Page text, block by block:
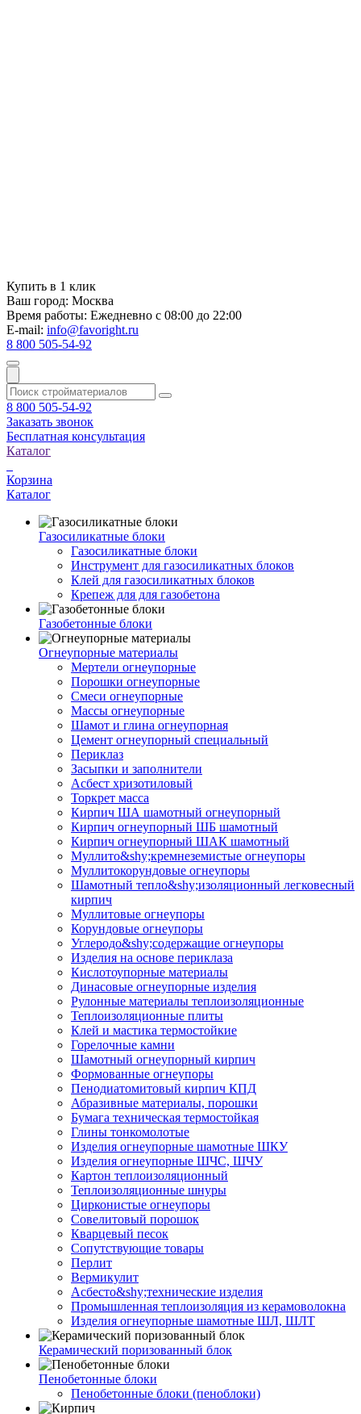
Купить в 1 клик
Ваш город: Москва
Время работы: Ежедневно с 08:00 до 22:00
E-mail: info@favoright.ru
8 800 505-54-92
8 800 505-54-92
Заказать звонок
Бесплатная консультация
Каталог
Корзина
Каталог
Газосиликатные блоки
Газосиликатные блоки
Инструмент для газосиликатных блоков
Клей для газосиликатных блоков
Крепеж для для газобетона
Газобетонные блоки
Огнеупорные материалы
Мертели огнеупорные
Порошки огнеупорные
Смеси огнеупорные
Массы огнеупорные
Шамот и глина огнеупорная
Цемент огнеупорный специальный
Периклаз
Засыпки и заполнители
Асбест хризотиловый
Торкрет масса
Кирпич ША шамотный огнеупорный
Кирпич огнеупорный ШБ шамотный
Кирпич огнеупорный ШАК шамотный
Муллито&shy;­кремнеземистые огнеупоры
Муллито­корундовые огнеупоры
Шамотный тепло&shy;изоляционный легковесный
кирпич
Муллитовые огнеупоры
Корундовые огнеупоры
Углеродо&shy;содержащие огнеупоры
Изделия на основе периклаза
Кислотоупорные материалы
Динасовые огнеупорные изделия
Рулонные материалы теплоизоляционные
Тепло­изоляционные плиты
Клей и мастика термостойкие
Горелочные камни
Шамотный огнеупорный кирпич
Формованные огнеупоры
Пенодиатомитовый кирпич КПД
Абразивные материалы, порошки
Бумага техническая термостойкая
Глины тонкомолотые
Изделия огнеупорные шамотные ШКУ
Изделия огнеупорные ШЧС, ШЧУ
Картон теплоизоляционный
Теплоизоляционные шнуры
Цирконистые огнеупоры
Совелитовый порошок
Кварцевый песок
Сопутствующие товары
Перлит
Вермикулит
Асбесто&shy;технические изделия
Промышленная теплоизоляция из керамоволокна
Изделия огнеупорные шамотные ШЛ, ШЛТ
Керамический поризованный блок
Пенобетонные блоки
Пенобетонные блоки (пеноблоки)